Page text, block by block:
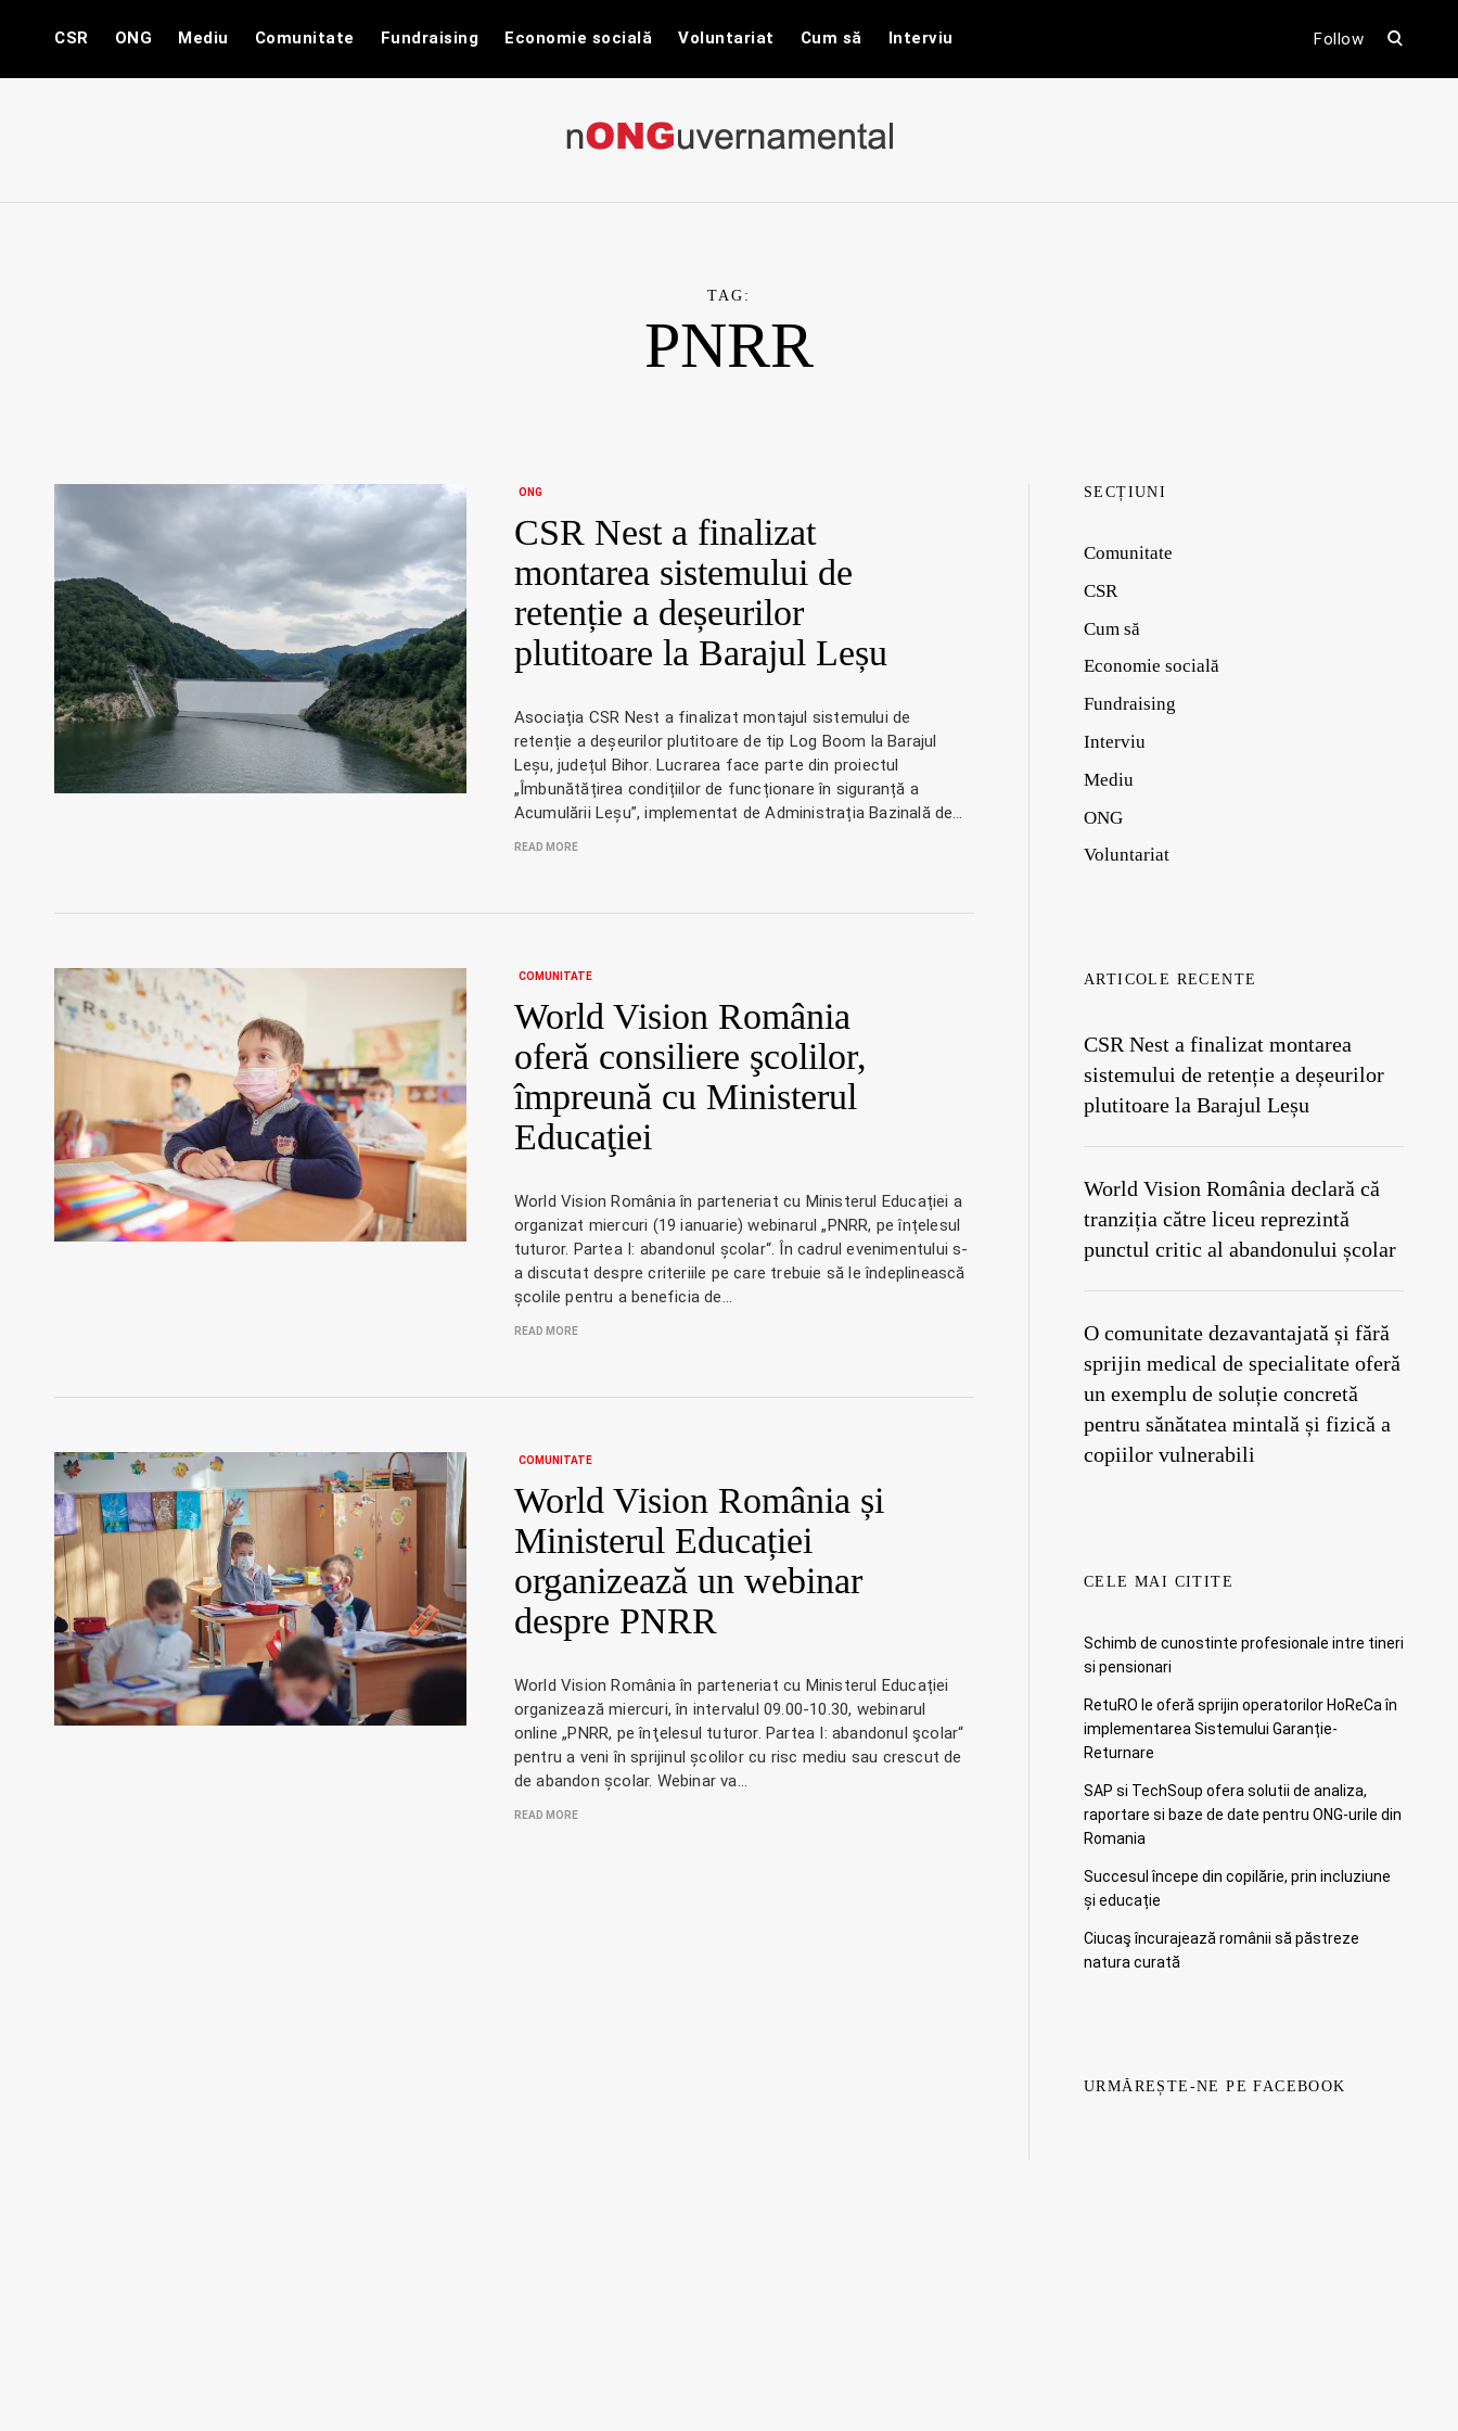
CSR ONG Mediu Comunitate Fundraising Economie socială Voluntariat Cum să Interviu Follow
open
form
nONGuvernamental
TAG:
PNRR
ONG
CSR Nest a finalizat
montarea sistemului de
retenție a deșeurilor
plutitoare la Barajul Leșu
Asociația CSR Nest a finalizat montajul sistemului de
retenție a deșeurilor plutitoare de tip Log Boom la Barajul
Leșu, județul Bihor. Lucrarea face parte din proiectul
„Îmbunătățirea condițiilor de funcționare în siguranță a
Acumulării Leșu”, implementat de Administrația Bazinală de…
READ MORE
COMUNITATE
World Vision România
oferă consiliere şcolilor,
împreună cu Ministerul
Educaţiei
World Vision România în parteneriat cu Ministerul Educației a
organizat miercuri (19 ianuarie) webinarul „PNRR, pe înțelesul
tuturor. Partea I: abandonul școlar“. În cadrul evenimentului s-
a discutat despre criteriile pe care trebuie să le îndeplinească
școlile pentru a beneficia de…
READ MORE
COMUNITATE
World Vision România și
Ministerul Educației
organizează un webinar
despre PNRR
World Vision România în parteneriat cu Ministerul Educației
organizează miercuri, în intervalul 09.00-10.30, webinarul
online „PNRR, pe înţelesul tuturor. Partea I: abandonul şcolar“
pentru a veni în sprijinul școlilor cu risc mediu sau crescut de
de abandon școlar. Webinar va…
READ MORE
SECȚIUNI
Comunitate
CSR
Cum să
Economie socială
Fundraising
Interviu
Mediu
ONG
Voluntariat
ARTICOLE RECENTE
CSR Nest a finalizat montarea
sistemului de retenție a deșeurilor
plutitoare la Barajul Leșu
World Vision România declară că
tranziția către liceu reprezintă
punctul critic al abandonului școlar
O comunitate dezavantajată și fără
sprijin medical de specialitate oferă
un exemplu de soluție concretă
pentru sănătatea mintală și fizică a
copiilor vulnerabili
CELE MAI CITITE
Schimb de cunostinte profesionale intre tineri
si pensionari
RetuRO le oferă sprijin operatorilor HoReCa în
implementarea Sistemului Garanție-
Returnare
SAP si TechSoup ofera solutii de analiza,
raportare si baze de date pentru ONG-urile din
Romania
Succesul începe din copilărie, prin incluziune
și educație
Ciucaş încurajează românii să păstreze
natura curată
URMĂREȘTE-NE PE FACEBOOK